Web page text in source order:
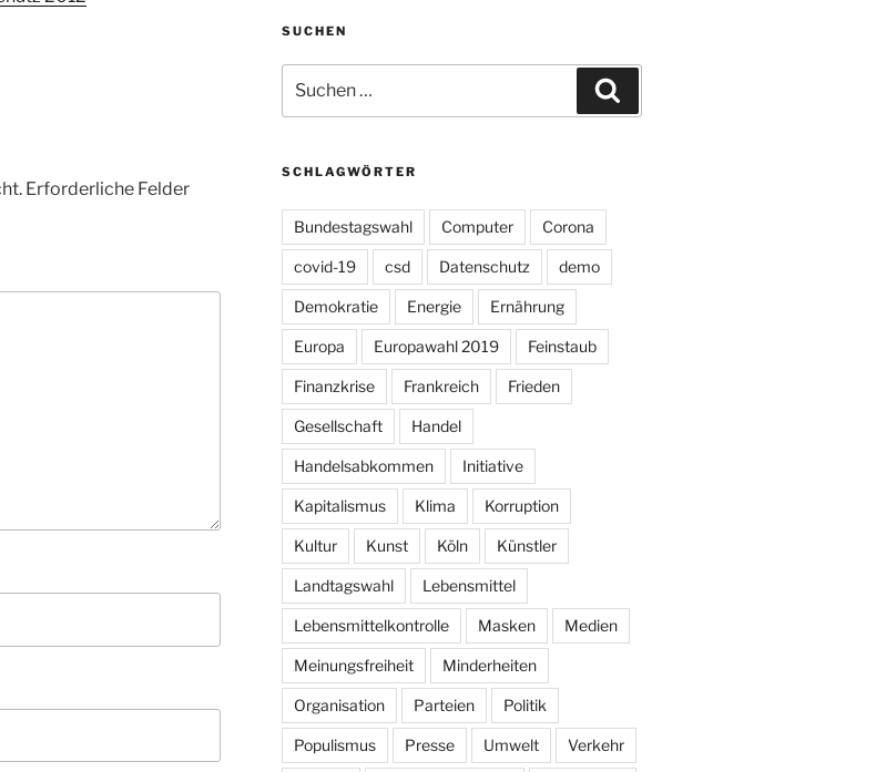
Erforderliche Felder
SUCHEN
nach:
SCHLAGWÖRTER
Bundestagswahl Computer Corona
covid-19 csd Datenschutz demo
Demokratie Energie Ernährung
Europa Europawahl 2019 Feinstaub
Finanzkrise Frankreich Frieden
Gesellschaft Handel
Handelsabkommen Initiative
Kapitalismus Klima Korruption
Kultur Kunst Köln Künstler
Landtagswahl Lebensmittel
Lebensmittelkontrolle Masken Medien
Meinungsfreiheit Minderheiten
Organisation Parteien Politik
Populismus Presse Umwelt Verkehr